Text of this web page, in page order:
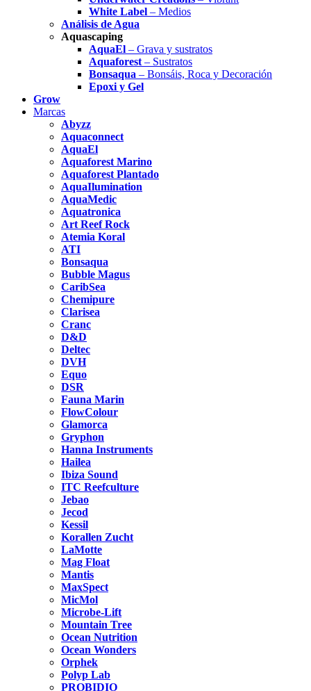
White Label – Medios
Análisis de Agua
Aquascaping
AquaEl – Grava y sustratos
Aquaforest – Sustratos
Bonsaqua – Bonsáis, Roca y Decoración
Epoxi y Gel
Grow
Marcas
Abyzz
Aquaconnect
AquaEl
Aquaforest Marino
Aquaforest Plantado
AquaIlumination
AquaMedic
Aquatronica
Art Reef Rock
Atemia Koral
ATI
Bonsaqua
Bubble Magus
CaribSea
Chemipure
Clarisea
Cranc
D&D
Deltec
DVH
Equo
DSR
Fauna Marin
FlowColour
Glamorca
Gryphon
Hanna Instruments
Hailea
Ibiza Sound
ITC Reefculture
Jebao
Jecod
Kessil
Korallen Zucht
LaMotte
Mag Float
Mantis
MaxSpect
MicMol
Microbe-Lift
Mountain Tree
Ocean Nutrition
Ocean Wonders
Orphek
Polyp Lab
PROBIDIO